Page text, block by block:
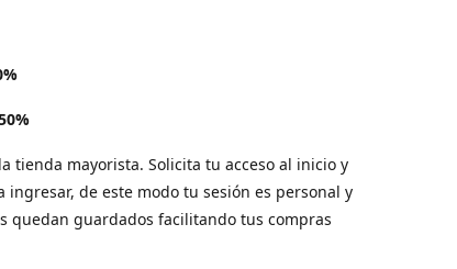
tienda mayorista. Solicita tu acceso al inicio y
de este modo tu sesión es personal y
quedan guardados facilitando tus compras